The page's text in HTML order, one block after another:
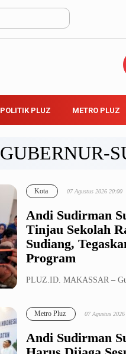
POLITIK PLUZ METRO PLUZ
GUBERNUR-
Andi Sudirman
Tinjau Sekolah
Sudiang,
Program
Kota 07 Agustus 2026 20:00
PLUZ.ID, MAKASSAR –
Andi Sudirman
Metro Pluz 07 Agustus